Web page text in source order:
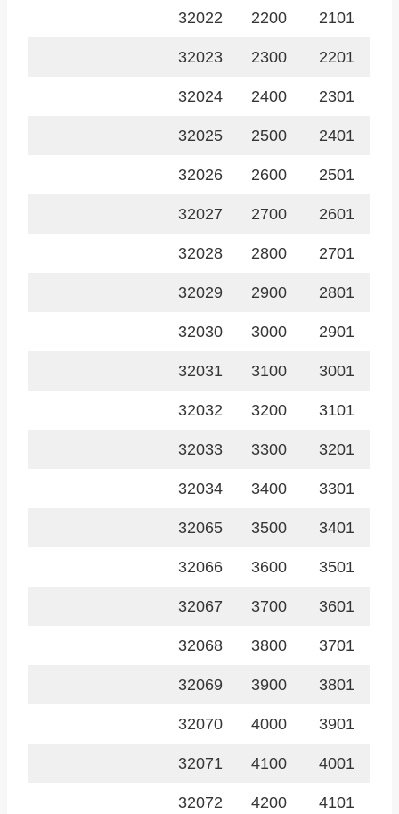
2101
2200
32022
2201
2300
32023
2301
2400
32024
2401
2500
32025
2501
2600
32026
2601
2700
32027
2701
2800
32028
2801
2900
32029
2901
3000
32030
3001
3100
32031
3101
3200
32032
3201
3300
32033
3301
3400
32034
3401
3500
32065
3501
3600
32066
3601
3700
32067
3701
3800
32068
3801
3900
32069
3901
4000
32070
4001
4100
32071
4101
4200
32072